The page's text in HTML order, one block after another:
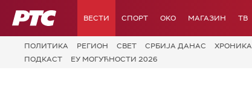
РТС ВЕСТИ СПОРТ OKO МАГАЗИН ТВ
ПОЛИТИКА РЕГИОН СВЕТ СРБИЈА ДАНАС ХРОНИКА
ПОДКАСТ
ЕУ МОГУЋНОСТИ 2026